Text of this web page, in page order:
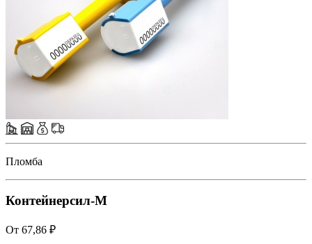
Пломба
Контейнерсил-М
От 67,86 ₽